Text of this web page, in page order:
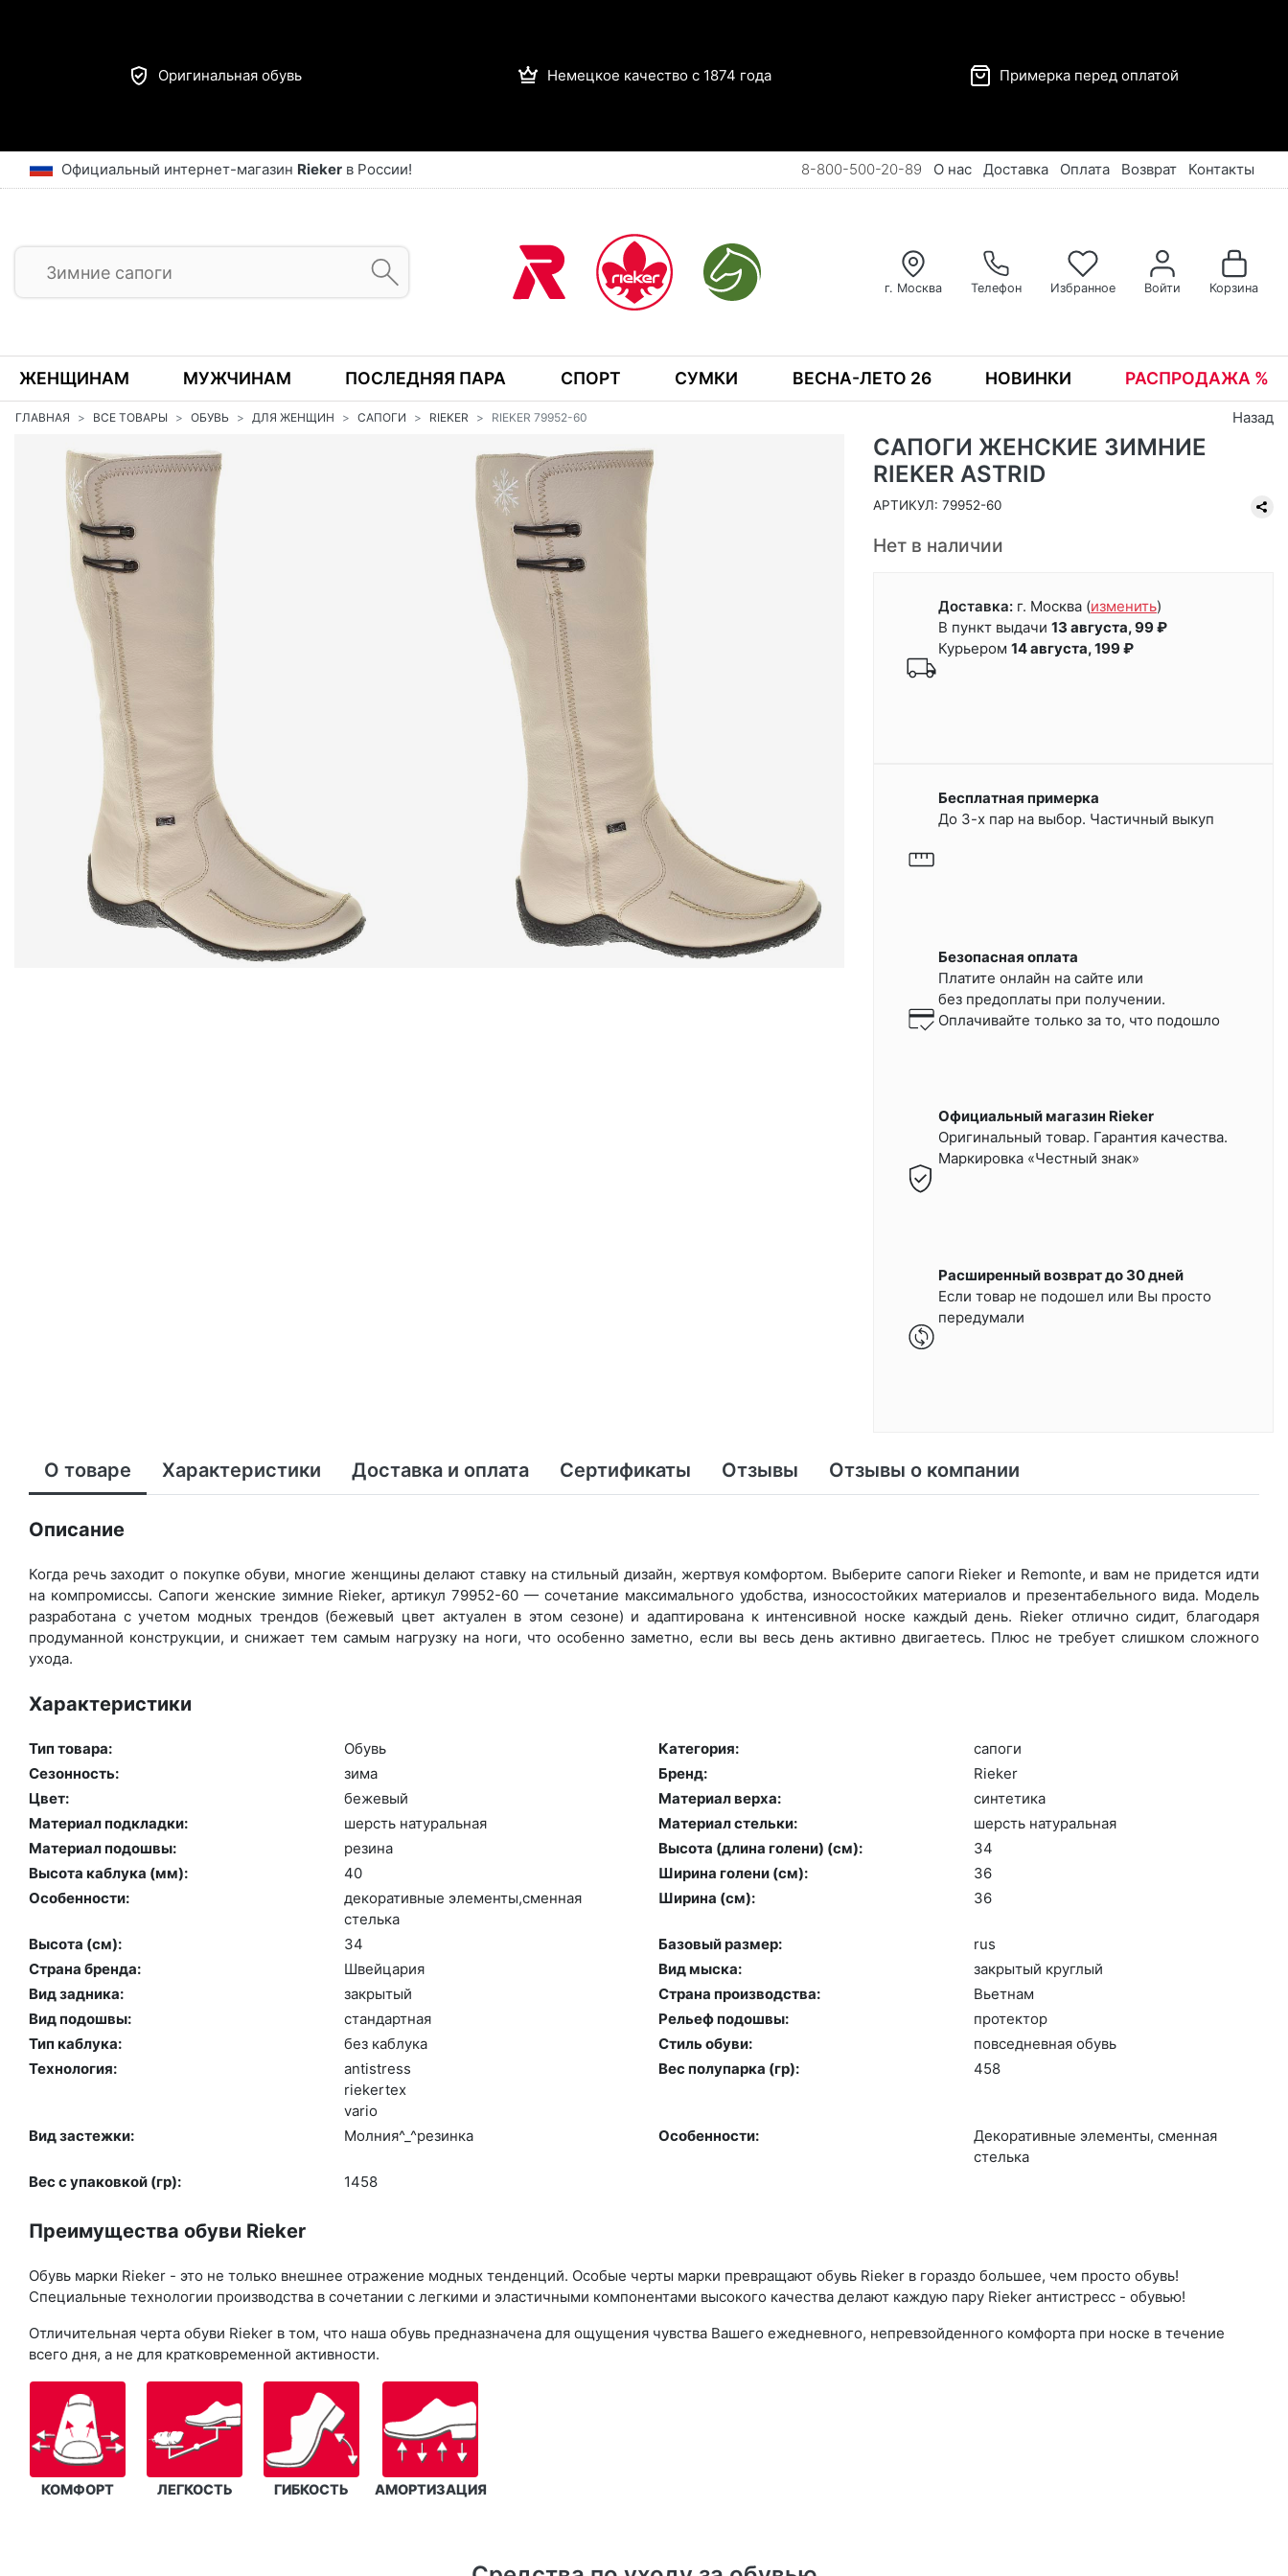
Оригинальная обувь Немецкое качество с 1874 года Примерка перед оплатой
Официальный интернет-магазин Rieker в России! 8-800-500-20-89 О нас Доставка Оплата Возврат Контакты
г. Москва Телефон Избранное Войти Корзина
ЖЕНЩИНАМ МУЖЧИНАМ ПОСЛЕДНЯЯ ПАРА СПОРТ СУМКИ ВЕСНА-ЛЕТО 26 НОВИНКИ РАСПРОДАЖА %
ГЛАВНАЯ ВСЕ ТОВАРЫ ОБУВЬ ДЛЯ ЖЕНЩИН САПОГИ RIEKER RIEKER 79952-60 Назад
САПОГИ ЖЕНСКИЕ ЗИМНИЕ
RIEKER ASTRID
АРТИКУЛ: 79952-60
Нет в наличии
Доставка: г. Москва (изменить)
В пункт выдачи 13 августа, 99 ₽
Курьером 14 августа, 199 ₽
Бесплатная примерка
До 3-х пар на выбор. Частичный выкуп
Безопасная оплата
Платите онлайн на сайте или
без предоплаты при получении.
Оплачивайте только за то, что подошло
Официальный магазин Rieker
Оригинальный товар. Гарантия качества.
Маркировка «Честный знак»
Расширенный возврат до 30 дней
Если товар не подошел или Вы просто
передумали
О товаре Характеристики Доставка и оплата Сертификаты Отзывы Отзывы о компании
Описание
Когда речь заходит о покупке обуви, многие женщины делают ставку на стильный дизайн, жертвуя комфортом. Выберите са­поги Rieker и Remonte, и вам не придется идти
на компромиссы. Сапоги женские зимние Rieker, артикул 79952-60 — сочетание максимального удобства, износостойких материалов и презентабельного вида. Модель
разработана с учетом модных трендов (бе­жевый цвет актуален в этом сезоне) и адаптирована к интенсивной носке каждый день. Ri­eker отлично сидит, благодаря
продуманной конструкции, и снижает тем самым нагрузку на ноги, что особенно заметно, если вы весь день активно двигаетесь. Плюс не требует слишком сложного
ухода.
Характеристики
Тип товара: Обувь Категория:
са­поги
Сезонность:
зи­ма Бренд:
Ri­eker
Цвет:
бе­жевый Материал верха:
син­те­тика
Материал подкладки:
шерсть на­тураль­ная Материал стельки:
шерсть на­тураль­ная
Материал подошвы:
ре­зина Высота (длина голени) (cм):
34
Высота каблука (мм):
40 Ширина голени (см):
36
Особенности:
де­кора­тив­ные эле­мен­ты,смен­ная
стель­ка
Ширина (см): 36
Высота (cм): 34 Базовый размер:
rus
Страна бренда:
Швей­ца­рия Вид мыска:
зак­ры­тый круг­лый
Вид задника:
зак­ры­тый Страна производства:
Вь­ет­нам
Вид подошвы:
стан­дарт­ная Рельеф подошвы:
про­тек­тор
Тип каблука:
без каб­лу­ка Стиль обуви:
пов­седнев­ная обувь
Технология:
an­tist­ress
ri­eker­tex
va­rio
Вес полупарка (гр): 458
Вид застежки: Мол­ния^_^ре­зин­ка Особенности:
Де­кора­тив­ные эле­мен­ты, смен­ная
стель­ка
Вес с упаковкой (гр):
1458
Преимущества обуви Rieker
Обувь марки Rieker - это не только внешнее отражение модных тенденций. Особые черты марки превращают обувь Rieker в гораздо большее, чем просто обувь!
Специальные технологии производства в сочетании с легкими и эластичными компонентами высокого качества делают каждую пару Rieker антистресс - обувью!
Отличительная черта обуви Rieker в том, что наша обувь предназначена для ощущения чувства Вашего ежедневного, непревзойденного комфорта при носке в течение
всего дня, а не для кратковременной активности.
КОМФОРТ ЛЕГКОСТЬ ГИБКОСТЬ АМОРТИЗАЦИЯ